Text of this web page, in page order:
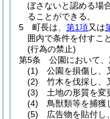
ぼさないと認める場
ることができる。
5
町長は、 第1項又は
囲内で条件を付すこ
(行為の禁止)
第5条
公園において
(1)
公園を損傷し、
(2)
竹木を伐採し、
(3)
土地の形質を変
(4)
鳥獣類等を捕獲
(5)
広告物を貼付し